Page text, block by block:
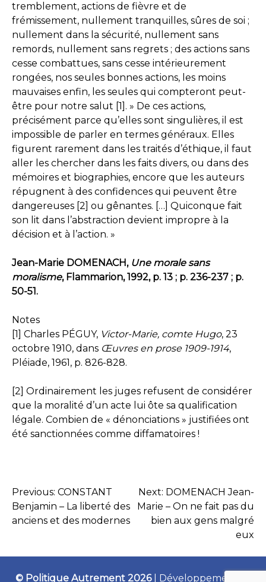
tremblement, actions de fièvre et de
frémissement, nullement tranquilles, sûres de soi ;
nullement dans la sécurité, nullement sans
remords, nullement sans regrets ; des actions sans
cesse combattues, sans cesse intérieurement
rongées, nos seules bonnes actions, les moins
mauvaises enfin, les seules qui compteront peut-
être pour notre salut [1] . » De ces actions,
précisément parce qu’elles sont singulières, il est
impossible de parler en termes généraux. Elles
figurent rarement dans les traités d’éthique, il faut
aller les chercher dans les faits divers, ou dans des
mémoires et biographies, encore que les auteurs
répugnent à des confidences qui peuvent être
dangereuses [2] ou gênantes. […] Quiconque fait
son lit dans l’abstraction devient impropre à la
décision et à l’action. »
Jean-Marie DOMENACH, Une morale sans
moralisme, Flammarion, 1992, p. 13 ; p. 236-237 ; p.
50-51.
Notes
[1] Charles PÉGUY, Victor-Marie, comte Hugo, 23
octobre 1910, dans Œuvres en prose 1909-1914,
Pléiade, 1961, p. 826-828.
[2] Ordinairement les juges refusent de considérer
que la moralité d’un acte lui ôte sa qualification
légale. Combien de « dénonciations » justifiées ont
été sanctionnées comme diffamatoires !
NAVIGATION
DE
Previous: CONSTANT
Benjamin – La liberté des
anciens et des modernes
Next: DOMENACH Jean-
Marie – On ne fait pas du
bien aux gens malgré
eux
© Politique Autrement 2026 Développement et